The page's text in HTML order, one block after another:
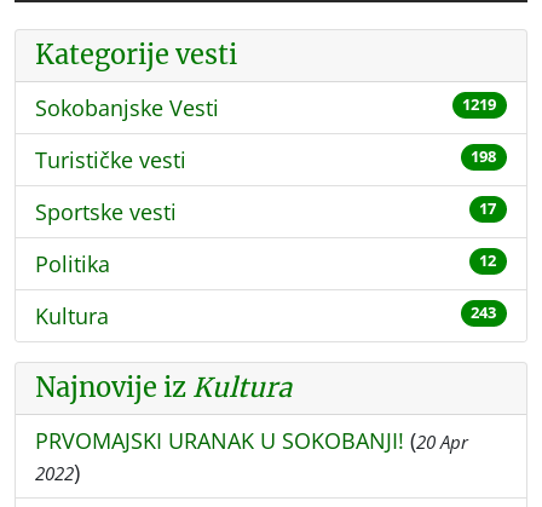
Kategorije vesti
Sokobanjske Vesti 1219
Turističke vesti 198
Sportske vesti 17
Politika 12
Kultura 243
Najnovije iz Kultura
PRVOMAJSKI URANAK U SOKOBANJI! (20 Apr
2022)